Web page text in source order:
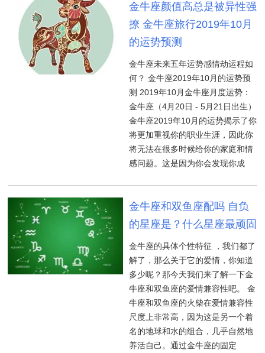
金牛座颜值高总是被异性强
撩 金牛座旅行2019年10月
的运势预测
金牛座未来五年运势感情劫运程如
何？ 金牛座2019年10月的运势预
测 2019年10月金牛座月度运势：
金牛座（4月20日 - 5月21日出生）
金牛座2019年10月的运势揭示了你
将更加重视你的职业生涯，因此你
将无法在很多时候给你的家庭和情
感问题。这是因为你会发现你成
金牛座和双鱼座配吗 自负
的星座是？什么星座最顽固
金牛座的具体个性特征 ，我们都了
解了，那么关于它的爱情，你知道
多少呢？那今天我们来了解一下金
牛座和双鱼座的爱情兼容性吧。 金
牛座和双鱼座的火柴在爱情兼容性
尺度上非常高，因为这是另一个着
名的地球和水的组合，几乎自然地
养活自己。通过金牛座的固定